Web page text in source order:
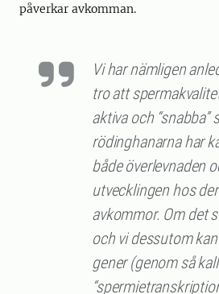
påverkar avkomman.
Vi har nämligen
tro att
aktiva och “snabba”
rödinghanarna har
både överlevnaden
utvecklingen hos
avkommor. Om det
och vi dessutom
gener (genom så